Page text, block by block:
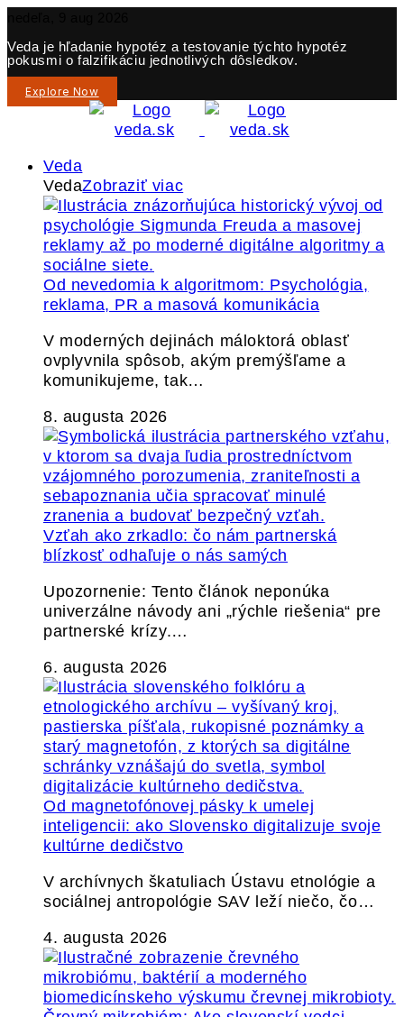
Veda je hľadanie hypotéz a testovanie týchto hypotéz
pokusmi o falzifikáciu jednotlivých dôsledkov.
Explore Now
Veda
VedaZobraziť viac
Od nevedomia k algoritmom: Psychológia,
reklama, PR a masová komunikácia
V moderných dejinách máloktorá oblasť
ovplyvnila spôsob, akým premýšľame a
komunikujeme, tak…
8. augusta 2026
Vzťah ako zrkadlo: čo nám partnerská
blízkosť odhaľuje o nás samých
Upozornenie: Tento článok neponúka
univerzálne návody ani „rýchle riešenia“ pre
partnerské krízy.…
6. augusta 2026
Od magnetofónovej pásky k umelej
inteligencii: ako Slovensko digitalizuje svoje
kultúrne dedičstvo
V archívnych škatuliach Ústavu etnológie a
sociálnej antropológie SAV leží niečo, čo…
4. augusta 2026